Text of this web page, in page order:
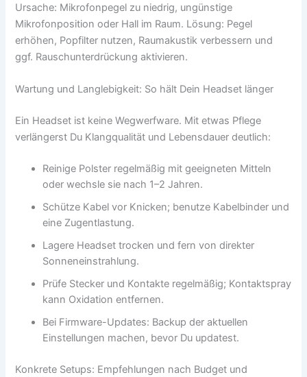
Ursache: Mikrofonpegel zu niedrig, ungünstige
Mikrofonposition oder Hall im Raum. Lösung: Pegel
erhöhen, Popfilter nutzen, Raumakustik verbessern und
ggf. Rauschunterdrückung aktivieren.
Wartung und Langlebigkeit: So hält Dein Headset länger
Ein Headset ist keine Wegwerfware. Mit etwas Pflege
verlängerst Du Klangqualität und Lebensdauer deutlich:
Reinige Polster regelmäßig mit geeigneten Mitteln
oder wechsle sie nach 1–2 Jahren.
Schütze Kabel vor Knicken; benutze Kabelbinder und
eine Zugentlastung.
Lagere Headset trocken und fern von direkter
Sonneneinstrahlung.
Prüfe Stecker und Kontakte regelmäßig; Kontaktspray
kann Oxidation entfernen.
Bei Firmware-Updates: Backup der aktuellen
Einstellungen machen, bevor Du updatest.
Konkrete Setups: Empfehlungen nach Budget und